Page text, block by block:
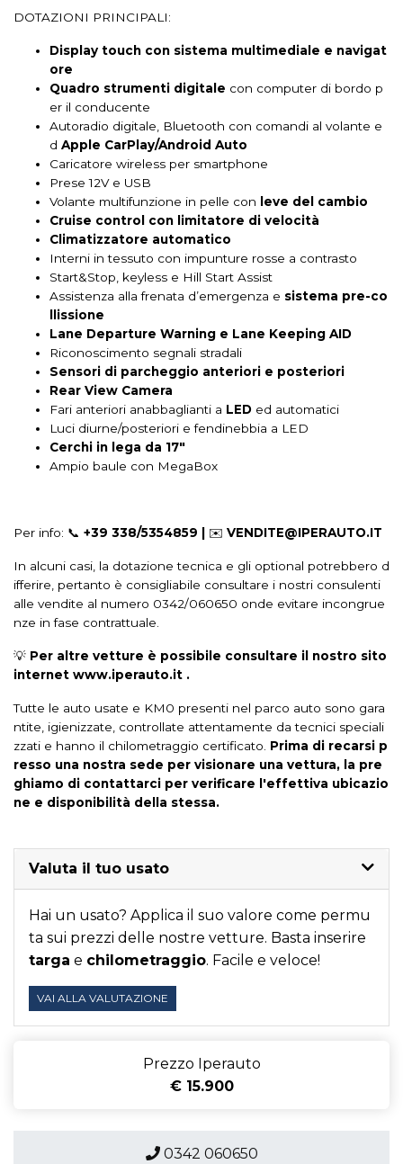
Controllo della frenata Controllo della trazione
Cromature esterne Cruise control Display multifunzione
Esc / electronic stability control Fari a led Fari automatici
Fari posteriori a led Fendinebbia
Finestrini elettrici posteriori Fissaggi isofix
Illuminazione abitacolo
Impianto audio con touchscreen
Impianto di navigazione con comandi vocali
Impianto di navigazione con touchscreen
Indicatore cambio marcia
Indicatore temperatura esterna Interni in tessuto
Keyless system Kit riparazione pneumatici / tirefit
Lettore mp3 Limitatore di velocità Luci diurne
Luci diurne a led Lunotto termico
Poggiatesta anteriori regolabili Poggiatesta posteriori regolabili
Portabicchiere Portaoggetti aggiuntivi Radio dab
Regolatore di velocit - cruise control Ricezione radio digitale
Schermo multifunzione interamente digitale
Sedile guidatore regolabile in altezza
Sensori di parcheggio anteriori Sensori luci Servosterzo
Sicurezza Sistema audio
Sistema di assistenza alla frenata di emergenza (eba)
Sistema di chiamata demergenza
Sistema di montioraggio della pressione Sistema di navigazione
Strumentazione digitale con display
DOTAZIONI PRINCIPALI:
Display touch con sistema multimediale e navigat
ore
Quadro strumenti digitale con computer di bordo p
er il conducente
Autoradio digitale, Bluetooth con comandi al volante e
d Apple CarPlay/Android Auto
Caricatore wireless per smartphone
Prese 12V e USB
Volante multifunzione in pelle con leve del cambio
Cruise control con limitatore di velocità
Climatizzatore automatico
Interni in tessuto con impunture rosse a contrasto
Start&Stop, keyless e Hill Start Assist
Assistenza alla frenata d’emergenza e sistema pre-co
llissione
Lane Departure Warning e Lane Keeping AID
Riconoscimento segnali stradali
Sensori di parcheggio anteriori e posteriori
Rear View Camera
Fari anteriori anabbaglianti a LED ed automatici
Luci diurne/posteriori e fendinebbia a LED
Cerchi in lega da 17"
Ampio baule con MegaBox
Per info: 📞 +39 338/5354859 | ✉️ VENDITE@IPERAUTO.IT
In alcuni casi, la dotazione tecnica e gli optional potrebbero d
ifferire, pertanto è consigliabile consultare i nostri consulenti
alle vendite al numero 0342/060650 onde evitare incongrue
nze in fase contrattuale.
💡 Per altre vetture è possibile consultare il nostro sito
internet www.iperauto.it .
Tutte le auto usate e KM0 presenti nel parco auto sono gara
ntite, igienizzate, controllate attentamente da tecnici speciali
zzati e hanno il chilometraggio certificato. Prima di recarsi p
resso una nostra sede per visionare una vettura, la pre
ghiamo di contattarci per verificare l'effettiva ubicazio
ne e disponibilità della stessa.
Valuta il tuo usato
Hai un usato? Applica il suo valore come permu
ta sui prezzi delle nostre vetture. Basta inserire
targa e chilometraggio. Facile e veloce!
VAI ALLA VALUTAZIONE
Prezzo Iperauto
€ 15.900
0342 060650